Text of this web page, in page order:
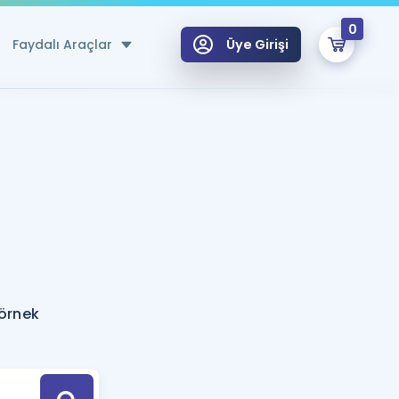
Faydalı Araçlar
Hesaplama Aracı
için Öneriler
Tek Takvimde
Üye Girişi
0